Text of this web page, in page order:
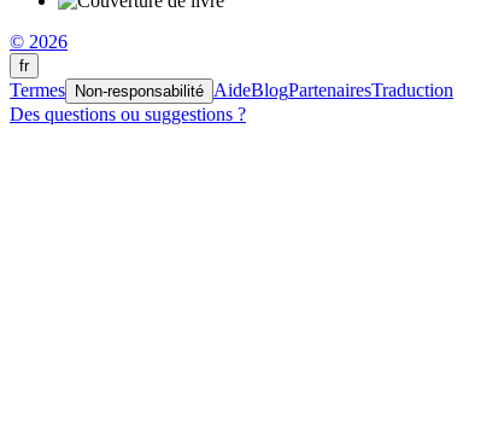
© 2026
fr
Termes Non-responsabilité AideBlogPartenairesTraduction
Des questions ou suggestions ?